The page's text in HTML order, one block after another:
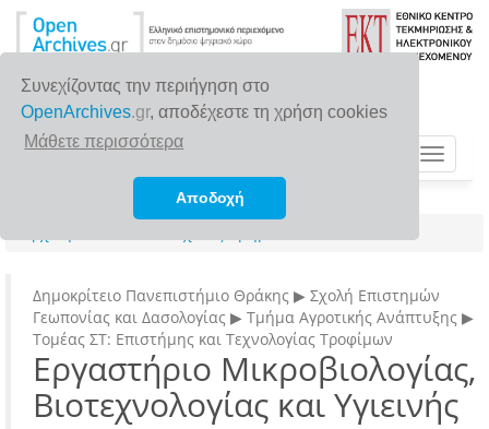
Συνεχίζοντας την περιήγηση στο
OpenArchives.gr, αποδέχεστε τη χρήση cookies
Μάθετε περισσότερα
Αποδοχή
Toggle
Δημοκρίτειο Πανεπιστήμιο Θράκης ▶ Σχολή Επιστημών
Γεωπονίας και Δασολογίας ▶ Τμήμα Αγροτικής Ανάπτυξης ▶
Τομέας ΣΤ: Επιστήμης και Τεχνολογίας Τροφίμων
Εργαστήριο Μικροβιολογίας,
Βιοτεχνολογίας και Υγιεινής